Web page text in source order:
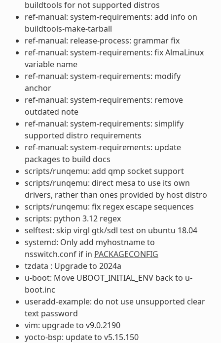
buildtools for not supported distros
ref-manual: system-requirements: add info on
buildtools-make-tarball
ref-manual: release-process: grammar fix
ref-manual: system-requirements: fix AlmaLinux
variable name
ref-manual: system-requirements: modify
anchor
ref-manual: system-requirements: remove
outdated note
ref-manual: system-requirements: simplify
supported distro requirements
ref-manual: system-requirements: update
packages to build docs
scripts/runqemu: add qmp socket support
scripts/runqemu: direct mesa to use its own
drivers, rather than ones provided by host distro
scripts/runqemu: fix regex escape sequences
scripts: python 3.12 regex
selftest: skip virgl gtk/sdl test on ubuntu 18.04
systemd: Only add myhostname to
nsswitch.conf if in PACKAGECONFIG
tzdata : Upgrade to 2024a
u-boot: Move UBOOT_INITIAL_ENV back to u-
boot.inc
useradd-example: do not use unsupported clear
text password
vim: upgrade to v9.0.2190
yocto-bsp: update to v5.15.150